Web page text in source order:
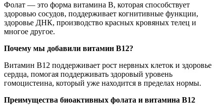
Фолат — это форма витамина B, которая способствует
здоровью сосудов, поддерживает когнитивные функции,
здоровье ДНК, производство красных кровяных телец и
многое другое.
Почему мы добавили витамин B12?
Витамин B12 поддерживает рост нервных клеток и здоровье
сердца, помогая поддерживать здоровый уровень
гомоцистеина, который уже находится в пределах нормы.
Преимущества биоактивных фолата и витамина B12